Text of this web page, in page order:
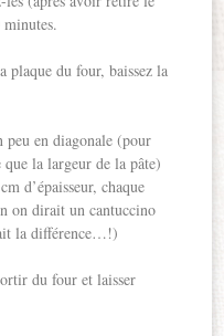
plaque du four, baissez la
peu en diagonale (pour
la largeur de la pâte)
d’épaisseur, chaque
on dirait un cantuccino
la différence…!)
du four et laisser